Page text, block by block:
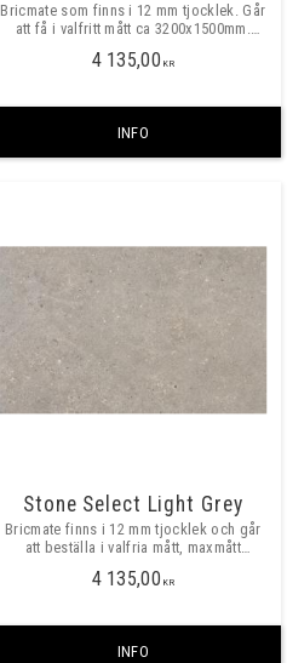
Bricmate som finns i 12 mm tjocklek. Går
att få i valfritt mått ca 3200x1500mm.
djup och 12 mm tjocklek.
4 135,00 KR
INFO
Stone Select Light Grey
Bricmate finns i 12 mm tjocklek och går
att beställa i valfria mått, maxmått
4 135,00 KR
INFO